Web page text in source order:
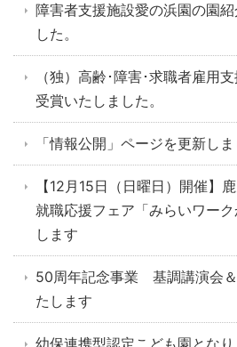
障害者支援施設愛の浜園の園
した。
（独）高齢･障害･求職者雇用
受賞いたしました。
「情報公開」ページを更新し
【12月15日（日曜日）開催】
就職応援フェア「みらいワー
します
50周年記念事業 基調講演会
たします
幼保連携型認定こども園となり